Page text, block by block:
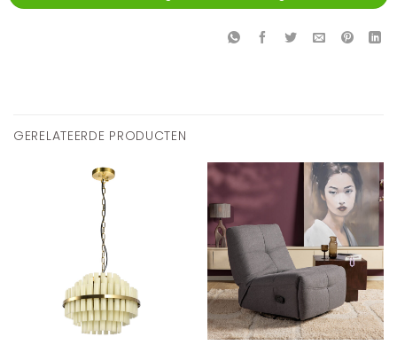
GERELATEERDE PRODUCTEN